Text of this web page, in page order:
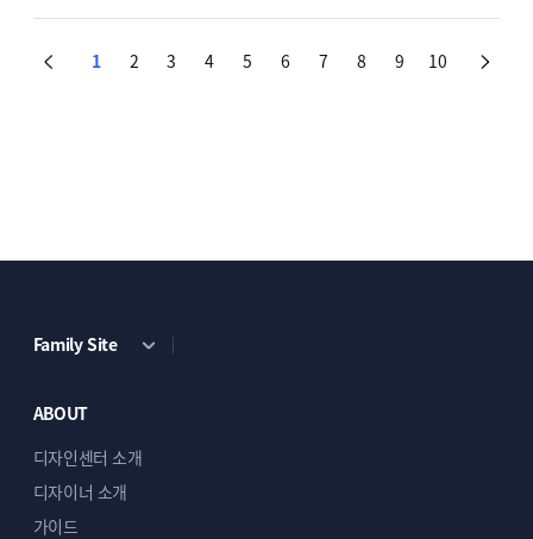
1 2 3 4 5 6 7 8 9 10
Family Site
ABOUT
디자인센터 소개
디자이너 소개
가이드